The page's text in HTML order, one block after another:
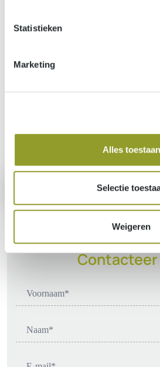
Statistieken
Marketing
Alles toestaan
Selectie
Weigeren
Benieuwd naar onze
Meer informatie
Contacteer